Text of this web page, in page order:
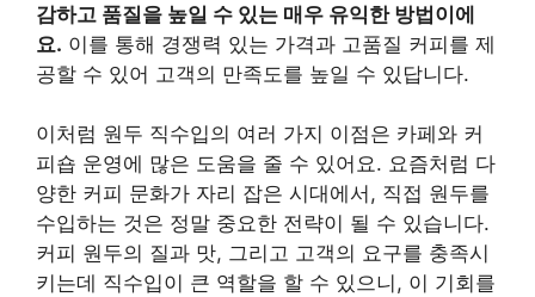
감하고 품질을 높일 수 있는 매우 유익한 방법이에
요. 이를 통해 경쟁력 있는 가격과 고품질 커피를 제
공할 수 있어 고객의 만족도를 높일 수 있답니다.
이처럼 원두 직수입의 여러 가지 이점은 카페와 커
피숍 운영에 많은 도움을 줄 수 있어요. 요즘처럼 다
양한 커피 문화가 자리 잡은 시대에서, 직접 원두를
수입하는 것은 정말 중요한 전략이 될 수 있습니다.
커피 원두의 질과 맛, 그리고 고객의 요구를 충족시
키는데 직수입이 큰 역할을 할 수 있으니, 이 기회를